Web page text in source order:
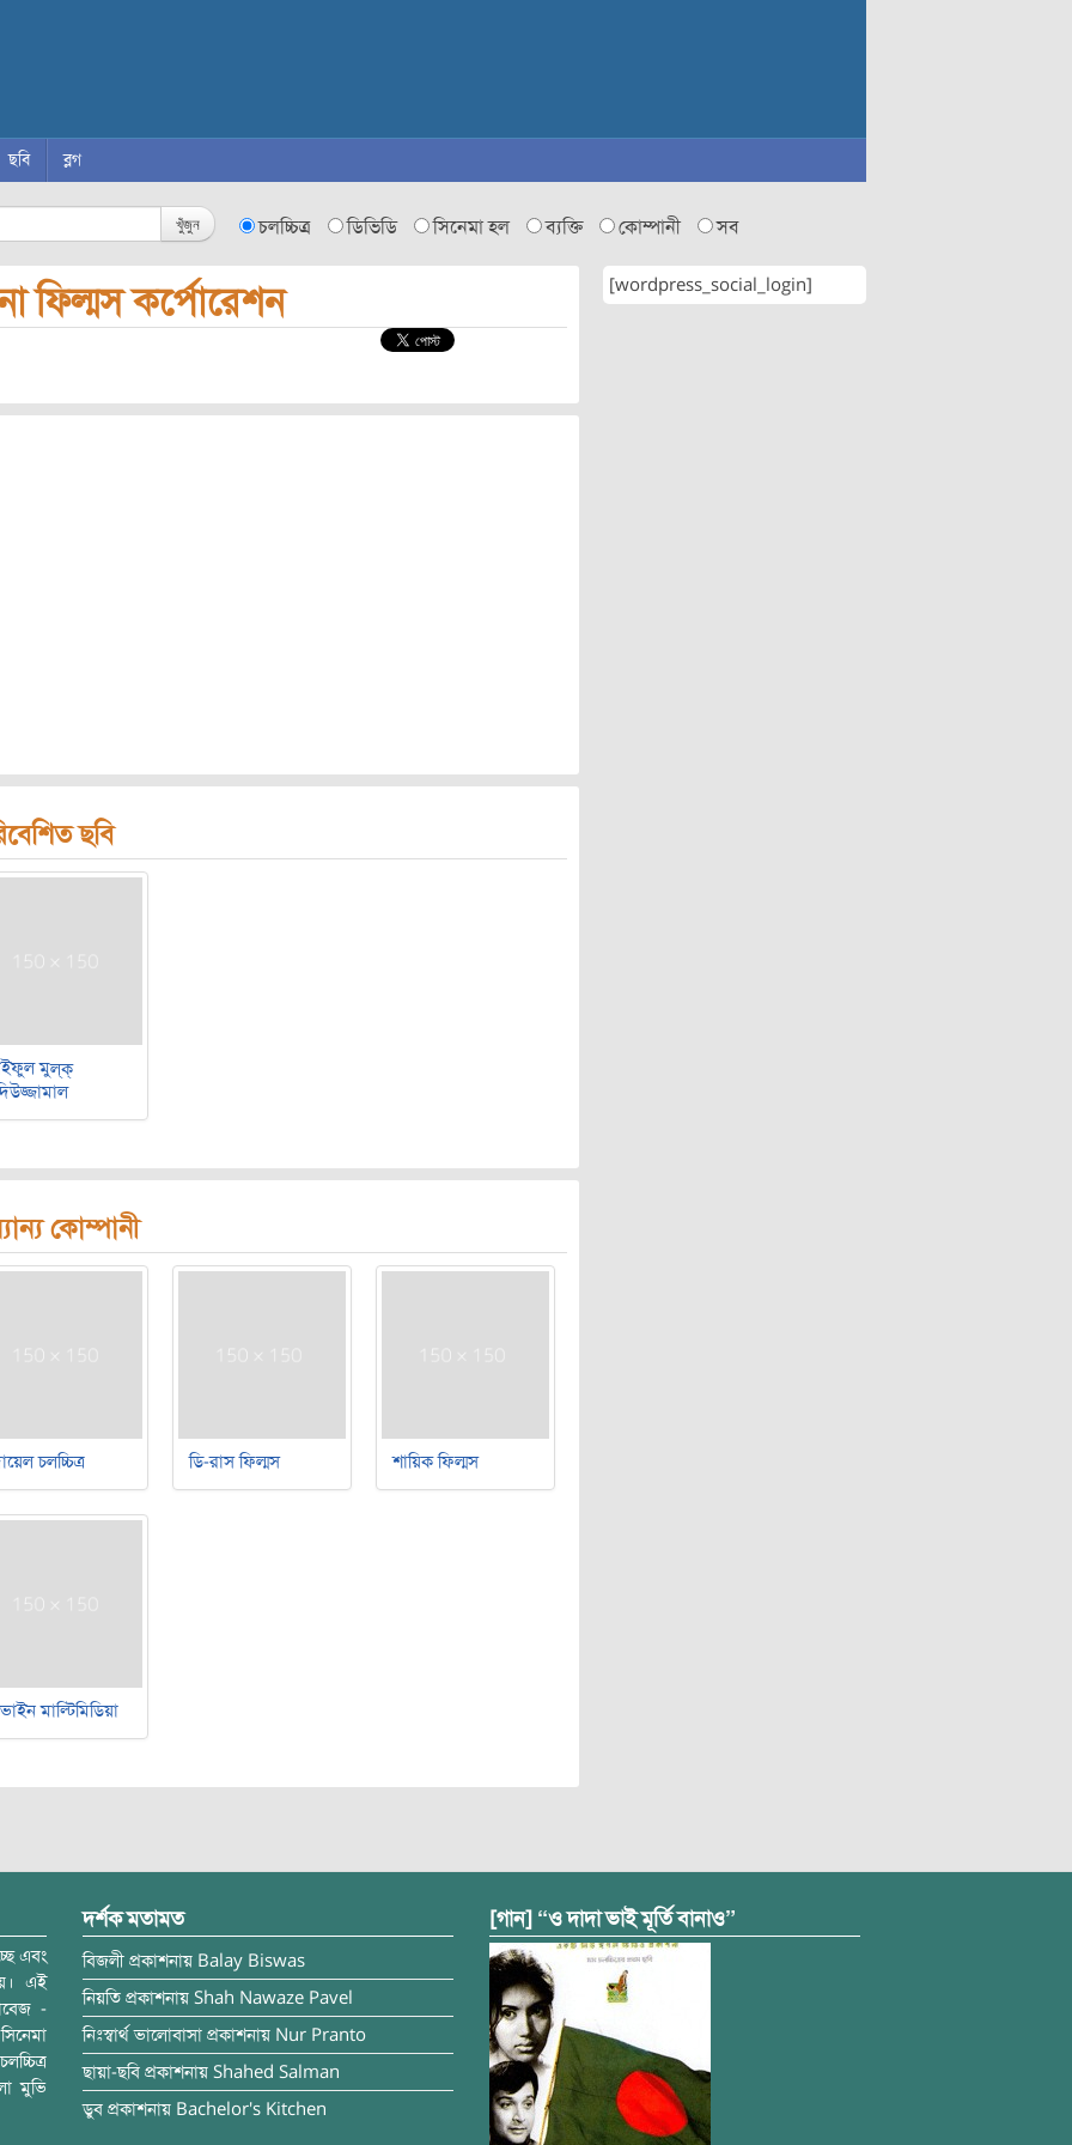
ছবি ব্লগ
খুঁজুন চলচ্চিত্র ডিভিডি সিনেমা হল ব্যক্তি কোম্পানী সব
ফিল্মস কর্পোরেশন
ছবি
মুল্‌ক্‌
কোম্পানী
চলচ্চিত্র ডি-রাস ফিল্মস শায়িক ফিল্মস
মাল্টিমিডিয়া
[wordpress_social_login]
এবং
এই
-
মুভি
দর্শক মতামত
বিজলী প্রকাশনায় Balay Biswas
নিয়তি প্রকাশনায় Shah Nawaze Pavel
নিঃস্বার্থ ভালোবাসা প্রকাশনায় Nur Pranto
ছায়া-ছবি প্রকাশনায় Shahed Salman
ডুব প্রকাশনায় Bachelor's Kitchen
[গান] “ও দাদা ভাই মূর্তি বানাও”